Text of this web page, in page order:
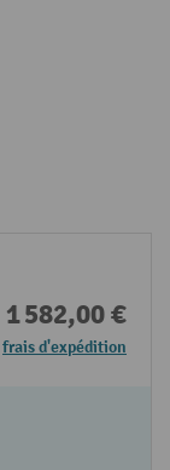
1 582,00 €
frais d'expédition